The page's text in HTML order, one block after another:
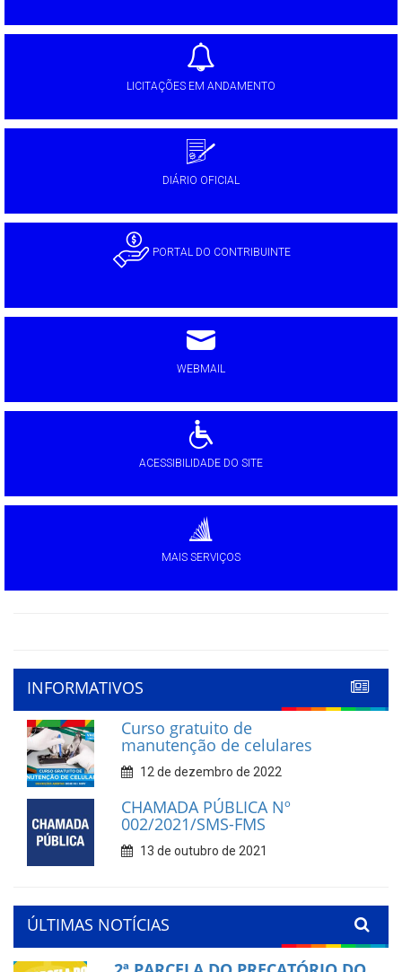
LICITAÇÕES EM ANDAMENTO
DIÁRIO OFICIAL
PORTAL DO CONTRIBUINTE
WEBMAIL
ACESSIBILIDADE DO SITE
MAIS SERVIÇOS
INFORMATIVOS
Curso gratuito de
manutenção de celulares
12 de dezembro de 2022
CHAMADA PÚBLICA Nº
002/2021/SMS-FMS
13 de outubro de 2021
ÚLTIMAS NOTÍCIAS